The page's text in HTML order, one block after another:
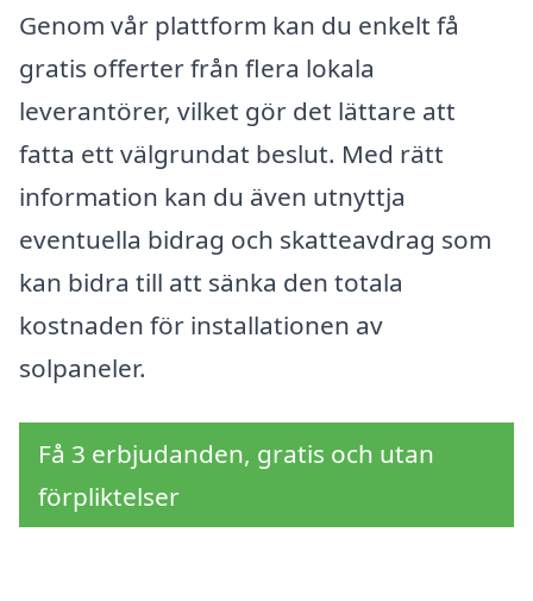
Genom vår plattform kan du enkelt få
gratis offerter från flera lokala
leverantörer, vilket gör det lättare att
fatta ett välgrundat beslut. Med rätt
information kan du även utnyttja
eventuella bidrag och skatteavdrag som
kan bidra till att sänka den totala
kostnaden för installationen av
solpaneler.
Få 3 erbjudanden, gratis och utan
förpliktelser